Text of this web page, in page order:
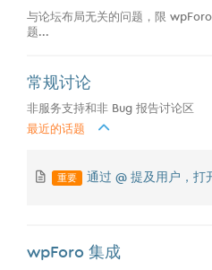
与论坛布局无关的问题，限
题...
常规讨论
非服务支持和非 Bug 报告讨论区
最近的话题
重要 通过 @ 提及用户，打
wpForo 集成